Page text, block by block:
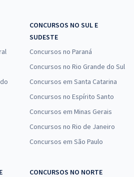
CONCURSOS NO SUL E
SUDESTE
Concursos no Paraná
Concursos no Rio Grande do Sul
Concursos em Santa Catarina
Concursos no Espírito Santo
Concursos em Minas Gerais
Concursos no Rio de Janeiro
Concursos em São Paulo
CONCURSOS NO NORTE